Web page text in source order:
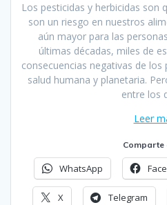
Los pesticidas y herbicidas son
son un riesgo en nuestros
aún mayor para las
últimas décadas, miles de
consecuencias negativas de los
salud humana y planetaria.
entre los
Leer
Comparte
WhatsApp
X Telegram